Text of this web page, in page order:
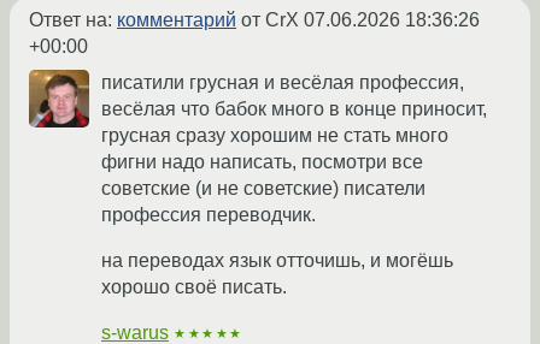
Ответ на: комментарий от CrX 07.06.2026 18:36:26
+00:00
писатили грусная и весёлая профессия,
весёлая что бабок много в конце приносит,
грусная сразу хорошим не стать много
фигни надо написать, посмотри все
советские (и не советские) писатели
профессия переводчик.
на переводах язык отточишь, и могёшь
хорошо своё писать.
s-warus ★★★★★